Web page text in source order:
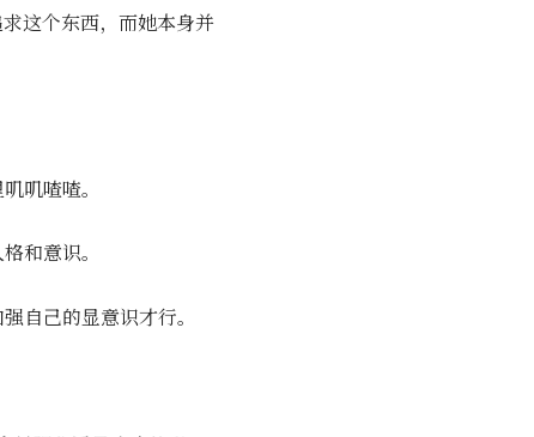
这个东西，而她本身并
叽喳喳。
和意识。
自己的显意识才行。